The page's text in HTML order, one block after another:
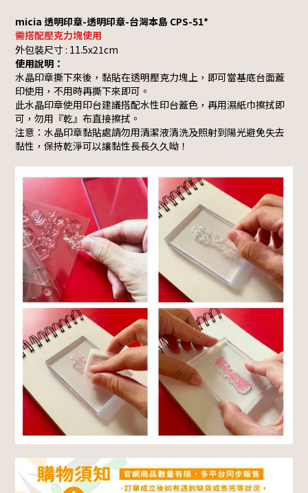
micia 透明印章-透明印章-台灣本島 CPS-51*
需搭配壓克力塊使用
外包裝尺寸 : 11.5x21cm
使用說明：
水晶印章撕下來後，黏貼在透明壓克力塊上，即可當基底台面蓋
印使用，不用時再撕下來即可。
此水晶印章使用印台建議搭配水性印台蓋色，再用濕紙巾擦拭即
可，勿用『乾』布直接擦拭。
注意：水晶印章黏貼處請勿用清潔液清洗及照射到陽光避免失去
黏性，保持乾淨可以讓黏性長長久久呦！